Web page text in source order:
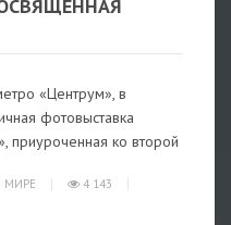
«Центрум», в
фотовыставка
приуроченная ко второй
МИРЕ
4 143